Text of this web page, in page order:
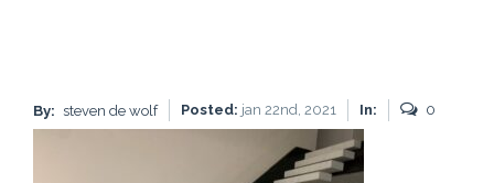
By: steven de wolf Posted: jan 22nd, 2021 In: 0